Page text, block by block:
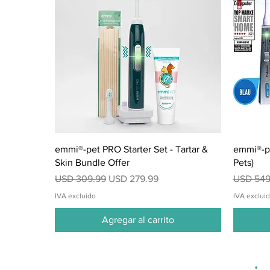
Vista rápida
emmi®-pet PRO Starter Set - Tartar &
Skin Bundle Offer
Precio
USD 309.99 Precio de oferta
USD 279.99
IVA excluido
Agregar al carrito
emmi®-
Pets)
Precio
USD
IVA